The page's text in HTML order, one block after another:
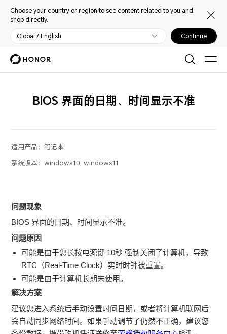
Choose your country or region to see content related to you and
shop directly.
Global / English Continue
BIOS 界面的日期、时间显示不准
适用产品：笔记本
系统版本：windows10, windows11
问题现象
BIOS 界面的日期、时间显示不准。
问题原因
可能是由于您长按电源键 10秒 强制关闭了计算机，导致
RTC（Real-Time Clock）实时时钟被重置。
可能是由于计算机长期未使用。
解决方案
建议您进入系统后手动设置时间日期，或者将计算机联网后
会自动同步网络时间。如果手动调节了仍然不正确，建议您